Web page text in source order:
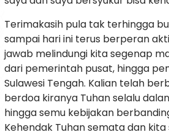
Terimakasih pula tak terhingga
sampai hari ini terus berperan
jawab melindungi kita segenap
dari pemerintah pusat, hingga
Sulawesi Tengah. Kalian telah
berdoa kiranya Tuhan selalu
hingga semu kebijakan
Kehendak Tuhan semata dan